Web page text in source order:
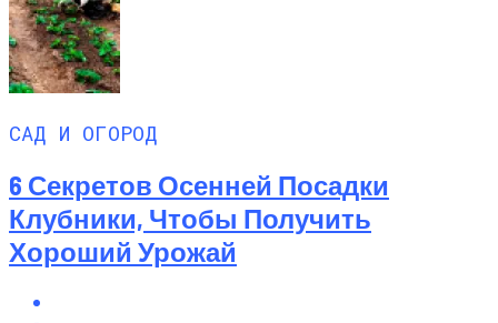
САД И ОГОРОД
6 Секретов Осенней Посадки
Клубники, Чтобы Получить
Хороший Урожай